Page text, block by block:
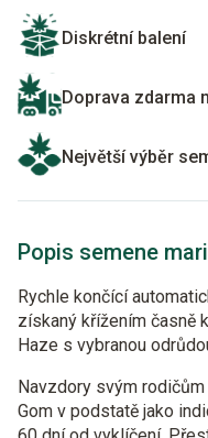
Diskrétní balení
Doprava zdarma
Největší výběr
Popis semene
Rychle končící
získaný křížením časně
Haze s vybranou
Navzdory svým
Gom v podstatě jako